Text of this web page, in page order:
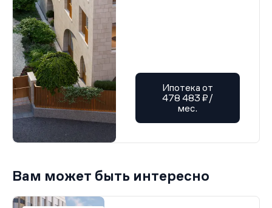
Ипотека от
478 483 ₽/
мес.
Вам может быть интересно